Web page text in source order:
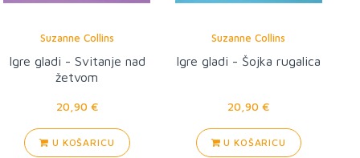
Suzanne Collins
Igre gladi - Svitanje nad
žetvom
20,90 €
U KOŠARICU
Suzanne Collins
Igre gladi - Šojka rugalica
20,90 €
U KOŠARICU